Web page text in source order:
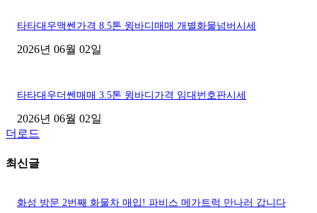
타타대우맥쎈가격 8.5톤 윙바디매매 개별화물넘버시세
2026년 06월 02일
타타대우더쎈매매 3.5톤 윙바디가격 임대번호판시세
2026년 06월 02일
더로드
최신글
화성 방문 2번째 화물차 매입! 파비스 메가트럭 만나러 갑니다